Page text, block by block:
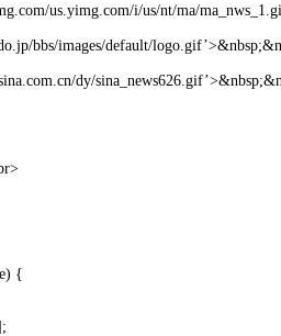
us.yimg.com/i/us/nt/ma/
bbs/images/default/
dy/
{